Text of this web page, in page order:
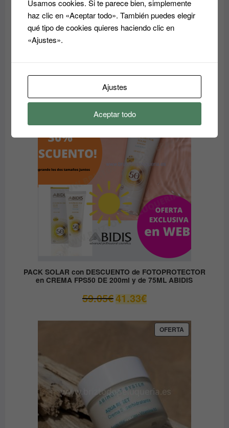
37.00€
precio
original
era:
37.00€.
14.80
actual
14.80€.
EN
OFERTA
PACK SOLAR con DESCUENTO de FOTOPROTECTOR
en CREMA FPS50 DE 200ml y de 75ML ABIDIS
59.05€ El
precio
41.33€El
precio
41.33€.
OFERTAPRODUCTO
EN
Usamos cookies. Si te parece bien, simplemente
haz clic en «Aceptar todo». También puedes elegir
qué tipo de cookies quieres haciendo clic en
«Ajustes».
Ajustes
Aceptar todo